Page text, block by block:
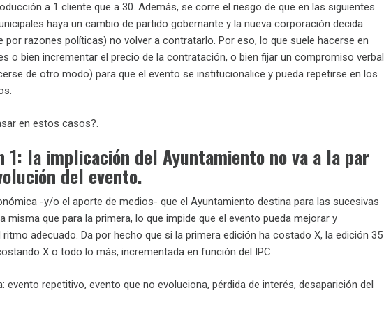
a 1 cliente que a 30. Además, se corre el riesgo de que en las siguientes
haya un cambio de partido gobernante y la nueva corporación decida
por razones políticas) no volver a contratarlo. Por eso, lo que suele hacerse en
o bien incrementar el precio de la contratación, o bien fijar un compromiso verbal
de otro modo) para que el evento se institucionalice y pueda repetirse en los
en estos casos?.
1: la implicación del Ayuntamiento no va a la par
del evento.
-y/o el aporte de medios- que el Ayuntamiento destina para las sucesivas
misma que para la primera, lo que impide que el evento pueda mejorar y
ritmo adecuado. Da por hecho que si la primera edición ha costado X, la edición 35
X o todo lo más, incrementada en función del IPC.
evento repetitivo, evento que no evoluciona, pérdida de interés, desaparición del